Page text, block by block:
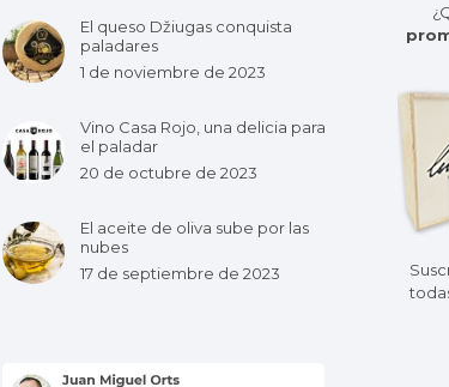
El queso Džiugas conquista
paladares
1 de noviembre de 2023
Vino Casa Rojo, una delicia para
el paladar
20 de octubre de 2023
El aceite de oliva sube por las
nubes
17 de septiembre de 2023